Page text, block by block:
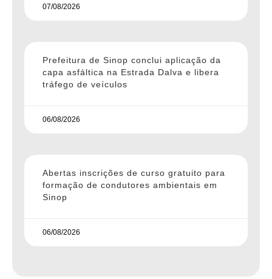
07/08/2026
Prefeitura de Sinop conclui aplicação da
capa asfáltica na Estrada Dalva e libera
tráfego de veículos
06/08/2026
Abertas inscrições de curso gratuito para
formação de condutores ambientais em
Sinop
06/08/2026